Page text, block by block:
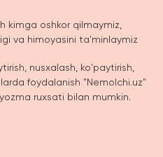
kimga oshkor qilmaymiz,
va himoyasini ta'minlaymiz
nusxalash, ko'paytirish,
foydalanish "Nemolchi.uz"
ruxsati bilan mumkin.